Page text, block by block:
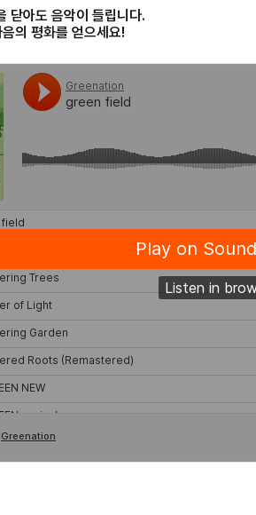
닫아도 음악이 들립니다.
음의 평화를 얻으세요!